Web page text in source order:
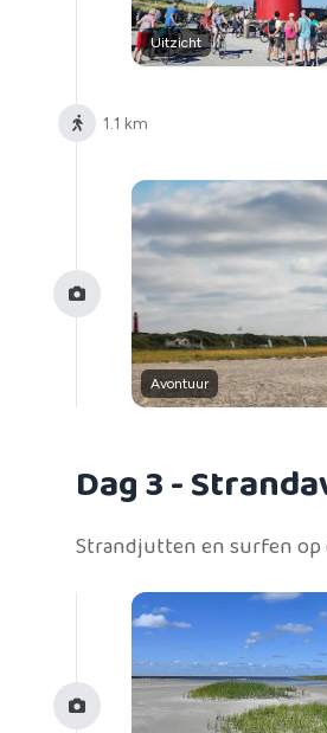
Uitzicht
1.1 km
Avontuur
Dag 3-
Strandjutten en surfen op